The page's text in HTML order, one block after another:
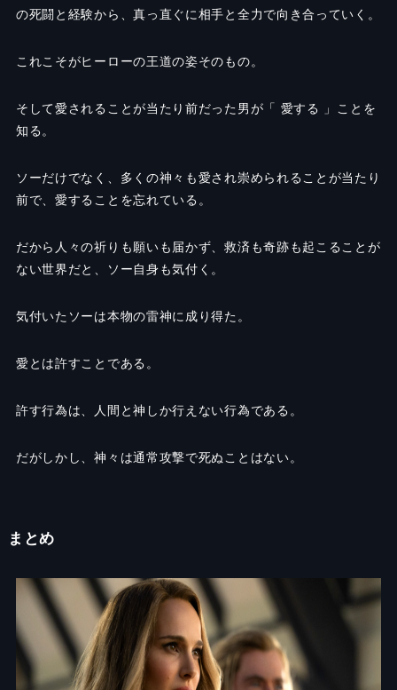
の死闘と経験から、真っ直ぐに相手と全力で向き合っていく。
これこそがヒーローの王道の姿そのもの。
そして愛されることが当たり前だった男が「 愛する 」ことを
知る。
ソーだけでなく、多くの神々も愛され崇められることが当たり
前で、愛することを忘れている。
だから人々の祈りも願いも届かず、救済も奇跡も起こることが
ない世界だと、ソー自身も気付く。
気付いたソーは本物の雷神に成り得た。
愛とは許すことである。
許す行為は、人間と神しか行えない行為である。
だがしかし、神々は通常攻撃で死ぬことはない。
まとめ